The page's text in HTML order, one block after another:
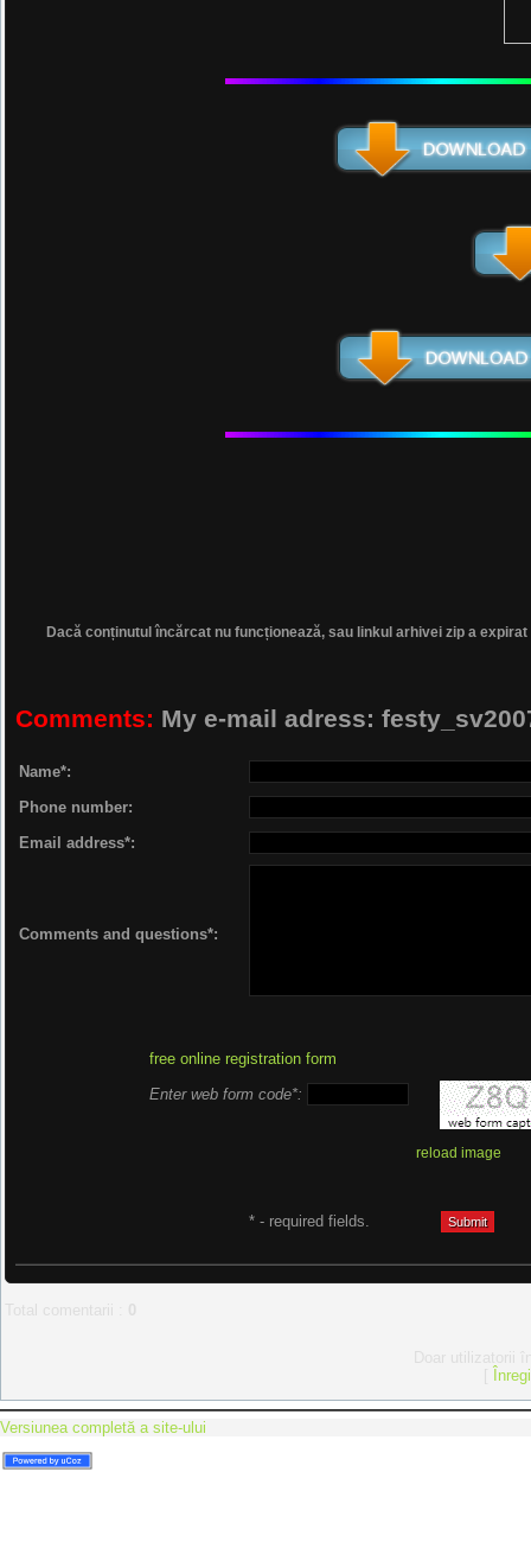
Dacă conținutul încărcat nu funcționează, sau linkul arhivei zip a
Comments: My e-mail adress:
Name*:
Phone number:
Email address*:
Comments and questions*:
free online registration form
Enter web form code*:
reload image
* - required fields.
Versiunea completă a site-ului